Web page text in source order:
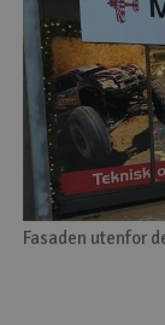
Fasaden utenfor